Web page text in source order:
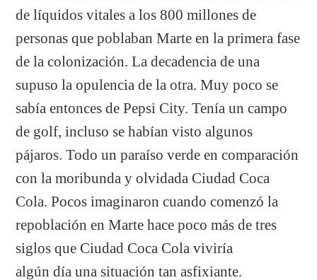
de líquidos vitales a los 800 millones de
personas que poblaban Marte en la primera fase
de la colonización. La decadencia de una
supuso la opulencia de la otra. Muy poco se
sabía entonces de Pepsi City. Tenía un campo
de golf, incluso se habían visto algunos
pájaros. Todo un paraíso verde en comparación
con la moribunda y olvidada Ciudad Coca
Cola. Pocos imaginaron cuando comenzó la
repoblación en Marte hace poco más de tres
siglos que Ciudad Coca Cola viviría
algún día una situación tan asfixiante.